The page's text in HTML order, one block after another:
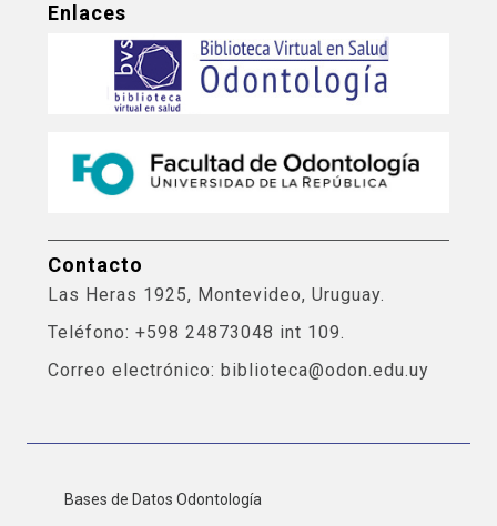
Enlaces
Contacto
Las Heras 1925, Montevideo, Uruguay.
Teléfono: +598 24873048 int 109.
Correo electrónico: biblioteca@odon.edu.uy
Bases de Datos Odontología